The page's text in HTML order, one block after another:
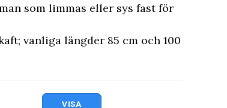
som limmas eller sys fast för
vanliga längder 85 cm och 100
VISA